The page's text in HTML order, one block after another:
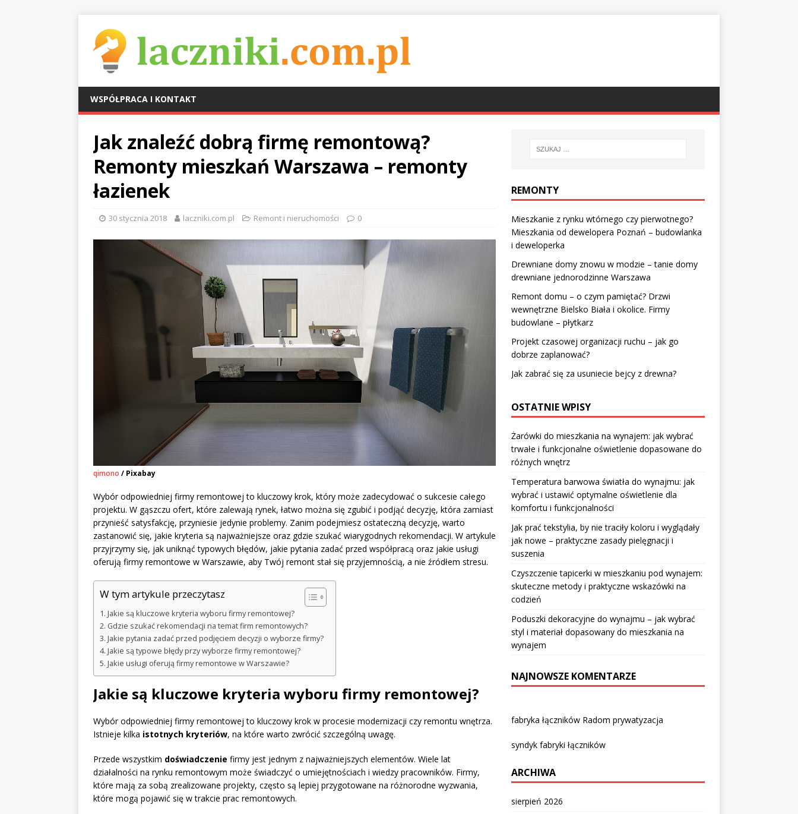
WSPÓŁPRACA I KONTAKT
Jak znaleźć dobrą firmę remontową?
Remonty mieszkań Warszawa – remonty
łazienek
30 stycznia 2018 laczniki.com.pl Remont i nieruchomości 0
qimono / Pixabay
Wybór odpowiedniej firmy remontowej to kluczowy krok, który może zadecydować o sukcesie całego
projektu. W gąszczu ofert, które zalewają rynek, łatwo można się zgubić i podjąć decyzję, która zamiast
przynieść satysfakcję, przyniesie jedynie problemy. Zanim podejmiesz ostateczną decyzję, warto
zastanowić się, jakie kryteria są najważniejsze oraz gdzie szukać wiarygodnych rekomendacji. W artykule
przyjrzymy się, jak uniknąć typowych błędów, jakie pytania zadać przed współpracą oraz jakie usługi
oferują firmy remontowe w Warszawie, aby Twój remont stał się przyjemnością, a nie źródłem stresu.
W tym artykule przeczytasz
Jakie są kluczowe kryteria wyboru firmy remontowej?
Gdzie szukać rekomendacji na temat firm remontowych?
Jakie pytania zadać przed podjęciem decyzji o wyborze firmy?
Jakie są typowe błędy przy wyborze firmy remontowej?
Jakie usługi oferują firmy remontowe w Warszawie?
Jakie są kluczowe kryteria wyboru firmy remontowej?
Wybór odpowiedniej firmy remontowej to kluczowy krok w procesie modernizacji czy remontu wnętrza.
Istnieje kilka istotnych kryteriów, na które warto zwrócić szczególną uwagę.
Przede wszystkim doświadczenie firmy jest jednym z najważniejszych elementów. Wiele lat
działalności na rynku remontowym może świadczyć o umiejętnościach i wiedzy pracowników. Firmy,
które mają za sobą zrealizowane projekty, często są lepiej przygotowane na różnorodne wyzwania,
które mogą pojawić się w trakcie prac remontowych.
REMONTY
Mieszkanie z rynku wtórnego czy pierwotnego?
Mieszkania od dewelopera Poznań – budowlanka
i deweloperka
Drewniane domy znowu w modzie – tanie domy
drewniane jednorodzinne Warszawa
Remont domu – o czym pamiętać? Drzwi
wewnętrzne Bielsko Biała i okolice. Firmy
budowlane – płytkarz
Projekt czasowej organizacji ruchu – jak go
dobrze zaplanować?
Jak zabrać się za usuniecie bejcy z drewna?
OSTATNIE WPISY
Żarówki do mieszkania na wynajem: jak wybrać
trwałe i funkcjonalne oświetlenie dopasowane do
różnych wnętrz
Temperatura barwowa światła do wynajmu: jak
wybrać i ustawić optymalne oświetlenie dla
komfortu i funkcjonalności
Jak prać tekstylia, by nie traciły koloru i wyglądały
jak nowe – praktyczne zasady pielęgnacji i
suszenia
Czyszczenie tapicerki w mieszkaniu pod wynajem:
skuteczne metody i praktyczne wskazówki na
codzień
Poduszki dekoracyjne do wynajmu – jak wybrać
styl i materiał dopasowany do mieszkania na
wynajem
NAJNOWSZE KOMENTARZE
fabryka łączników Radom prywatyzacja
syndyk fabryki łączników
ARCHIWA
sierpień 2026